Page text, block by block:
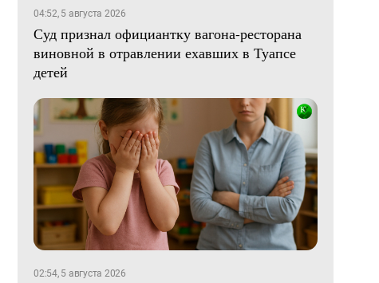
04:52, 5 августа 2026
Суд признал официантку вагона-ресторана
виновной в отравлении ехавших в Туапсе
детей
02:54, 5 августа 2026